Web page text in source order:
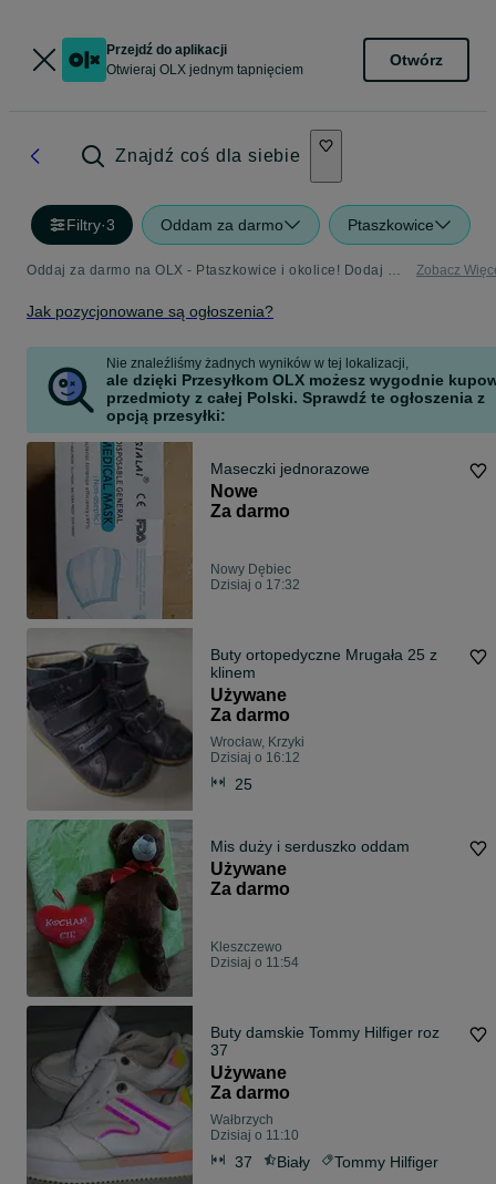
Przejdź do aplikacji
Otwieraj OLX jednym tapnięciem
Otwórz
Znajdź coś dla siebie
Filtry·3 Oddam za darmo Ptaszkowice
Oddaj za darmo na OLX - Ptaszkowice i okolice! Dodaj ofertę w kategorii Oddam za Darmo Zobacz
Jak pozycjonowane są ogłoszenia?
Nie znaleźliśmy żadnych wyników w tej lokalizacji,
ale dzięki Przesyłkom OLX możesz wygodnie
przedmioty z całej Polski. Sprawdź te ogłoszenia z
opcją przesyłki:
Maseczki jednorazowe
Nowe
Za darmo
Nowy Dębiec
Dzisiaj o 17:32
Buty ortopedyczne Mrugała 25 z
klinem
Używane
Za darmo
Wrocław, Krzyki
Dzisiaj o 16:12
25
Mis duży i serduszko oddam
Używane
Za darmo
Kleszczewo
Dzisiaj o 11:54
Buty damskie Tommy Hilfiger roz
37
Używane
Za darmo
Wałbrzych
Dzisiaj o 11:10
37 Biały Tommy Hilfiger